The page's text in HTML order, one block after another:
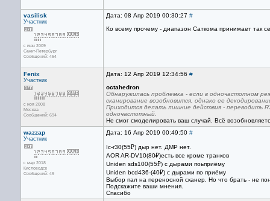
vasilisk
Участник
с июн 2009
Санкт-Петербург
Сообщений: 454
Дата: 08 Апр 2019 00:30:27 #
Ко всему прочему - диапазон Саткома принимает так
Fenix
Участник
с ноя 2008
Москва
Сообщений: 694
Дата: 12 Апр 2019 12:34:56 #
octahedron
Обнаружилась проблемка - если в одночастотном
сканирование возобновится, однако ее
Приходится делать лишние действия - переводить
одночастотный.
Не смог смоделировать ваш случай. Всё
wazzap
Участник
с мар 2018
Кисловодск
Сообщений: 49
Дата: 16 Апр 2019 00:49:50 #
Ic-r30(55₽) дыр нет. ДМР нет.
AOR AR-DV10(80₽)есть все кроме транков
Uniden sds100(55₽) с дырами поьприёму
Uniden bcd436-(40₽) с дырами по приёму
Выбор пал на переносной сканер. Но что брать - не
Подскажите ваши мнения.
Спасибо